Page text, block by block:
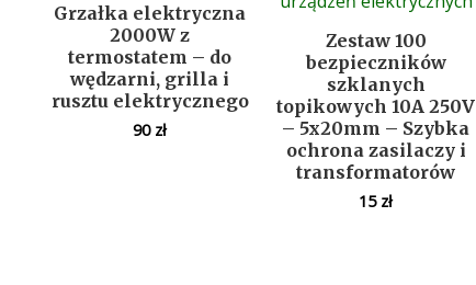
Grzałka elektryczna
2000W z
termostatem – do
wędzarni, grilla i
rusztu elektrycznego
90 zł
Zestaw 100
bezpieczników
szklanych
topikowych 10A 250V
– 5x20mm – Szybka
ochrona zasilaczy i
transformatorów
15 zł